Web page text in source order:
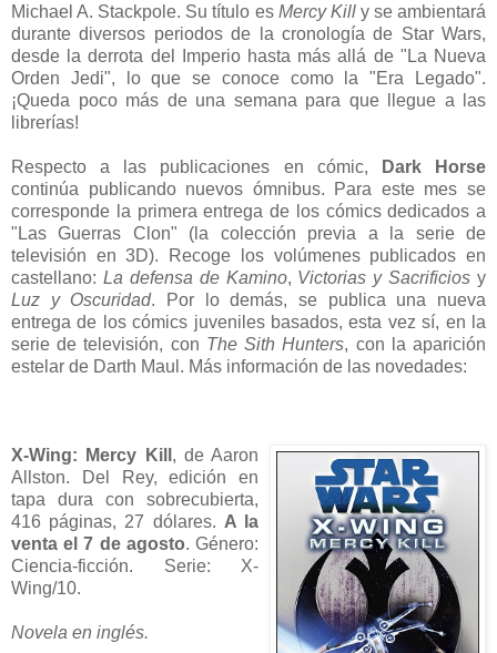
Michael A. Stackpole. Su título es Mercy Killy se ambientará
durante diversos periodos de la cronología de Star Wars,
desde la derrota del Imperio hasta más allá de "La Nueva
Orden Jedi", lo que se conoce como la "Era Legado".
¡Queda poco más de una semana para que llegue a las
librerías!
Respecto a las publicaciones en cómic,
Dark Horse
continúa publicando nuevos ómnibus. Para este mes se
corresponde la primera entrega de los cómics dedicados a
"Las Guerras Clon" (la colección previa a la serie de
televisión en 3D). Recoge los volúmenes publicados en
castellano: La defensa de Kamino, Victorias y Sacrificios y
Luz y Oscuridad. Por lo demás, se publica una nueva
entrega de los cómics juveniles basados, esta vez sí, en la
serie de televisión, con The Sith Hunters, con la aparición
estelar de Darth Maul. Más información de las novedades:
X-Wing: Mercy Kill , de Aaron
Allston. Del Rey, edición en
tapa dura con sobrecubierta,
416 páginas, 27 dólares. A la
venta el 7 de agosto. Género:
Ciencia-ficción. Serie: X-
Wing/10.
Novela en inglés.